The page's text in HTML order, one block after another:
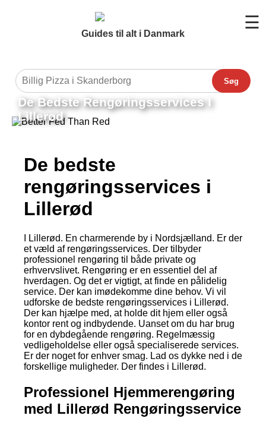
Guides til alt i Danmark
☰
Søg
De Bedste Rengøringsservices I
Lillerød
De bedste
rengøringsservices i
Lillerød
I Lillerød. En charmerende by i Nordsjælland. Er der
et væld af rengøringsservices. Der tilbyder
professionel rengøring til både private og
erhvervslivet. Rengøring er en essentiel del af
hverdagen. Og det er vigtigt, at finde en pålidelig
service. Der kan imødekomme dine behov. Vi vil
udforske de bedste rengøringsservices i Lillerød.
Der kan hjælpe med, at holde dit hjem eller også
kontor rent og indbydende. Uanset om du har brug
for en dybdegående rengøring. Regelmæssig
vedligeholdelse eller også specialiserede services.
Er der noget for enhver smag. Lad os dykke ned i de
forskellige muligheder. Der findes i Lillerød.
Professionel Hjemmerengøring
med Lillerød Rengøringsservice